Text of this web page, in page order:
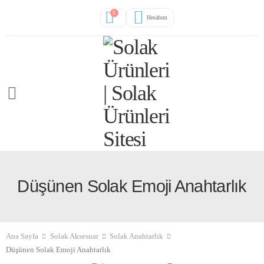
0
Hesabım
Düşünen Solak Emoji Anahtarlık
Ana Sayfa Solak Aksesuar
Solak Anahtarlık
Düşünen Solak Emoji Anahtarlık